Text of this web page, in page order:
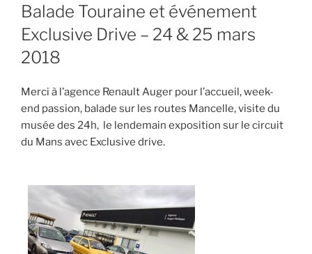
Balade Touraine et événement
Exclusive Drive – 24 & 25 mars
2018
Merci à l’agence Renault Auger pour l’accueil, week-
end passion, balade sur les routes Mancelle, visite du
musée des 24h, le lendemain exposition sur le circuit
du Mans avec Exclusive drive.